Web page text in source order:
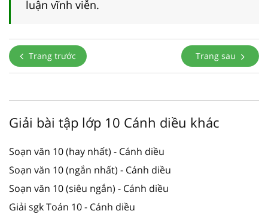
luận vĩnh viễn.
Trang trước Trang sau
Giải bài tập lớp 10 Cánh diều khác
Soạn văn 10 (hay nhất) - Cánh diều
Soạn văn 10 (ngắn nhất) - Cánh diều
Soạn văn 10 (siêu ngắn) - Cánh diều
Giải sgk Toán 10 - Cánh diều